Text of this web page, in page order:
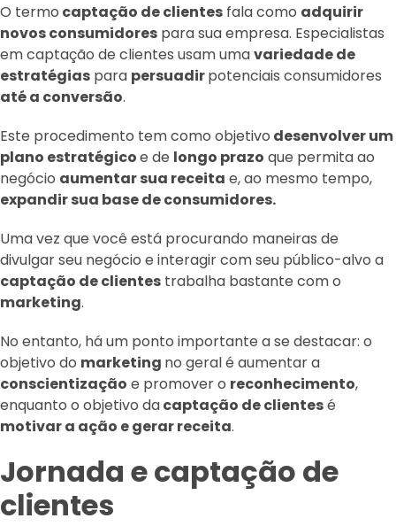
O termo captação de clientes fala como adquirir
novos consumidores para sua empresa. Especialistas
em captação de clientes usam umavariedade de
estratégias para persuadirpotenciais consumidores
até a conversão.
Este procedimento tem como objetivo desenvolver um
plano estratégicoe de longo prazo que permita ao
negócio aumentar sua receita e, ao mesmo tempo,
expandir sua base de consumidores.
Uma vez que você está procurando maneiras de
divulgar seu negócio e interagir com seu público-alvo a
captação de clientes trabalha bastante com o
marketing.
No entanto, há um ponto importante a se destacar: o
objetivo do marketing no geral é aumentar a
conscientização e promover o reconhecimento,
enquanto o objetivo dacaptação de clientesé
motivar a ação e gerar receita.
Jornada e captação de
clientes